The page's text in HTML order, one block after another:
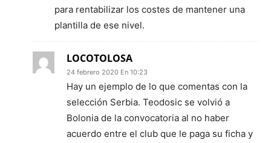
para rentabilizar los costes de mantener una
plantilla de ese nivel.
LOCOTOLOSA
24 febrero 2020 En 10:23
Hay un ejemplo de lo que comentas con la
selección Serbia. Teodosic se volvió a
Bolonia de la convocatoria al no haber
acuerdo entre el club que le paga su ficha y